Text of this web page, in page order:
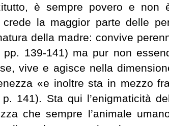
è sempre povero e non
la maggior parte delle
della madre: convive
pp. 139-141) ma pur non
vive e agisce nella
«e inoltre sta in mezzo
141). Sta qui l’enigmaticità
che sempre l’animale